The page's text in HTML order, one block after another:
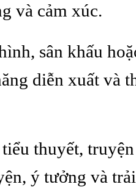
và cảm xúc.
sân khấu
diễn xuất và
thuyết,
ý tưởng và trải